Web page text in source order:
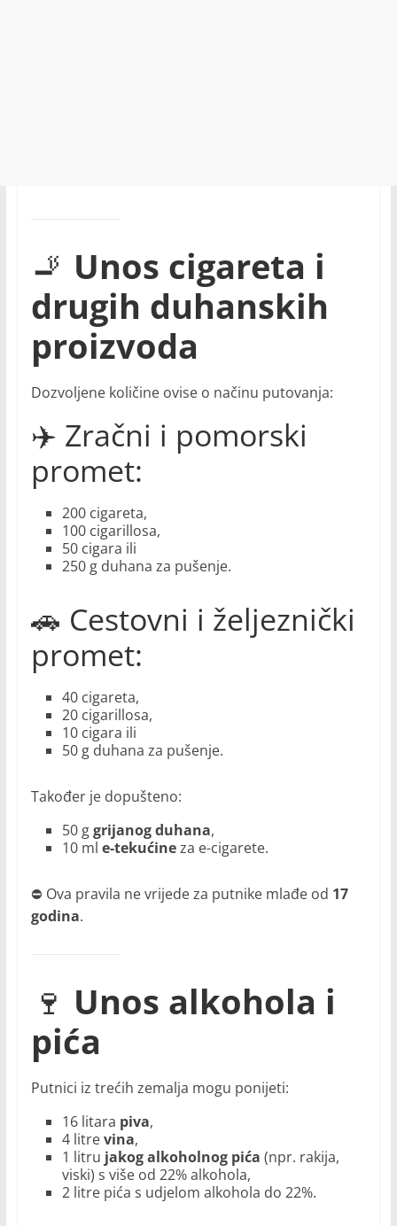
🚬 Unos cigareta i
drugih duhanskih
proizvoda
Dozvoljene količine ovise o načinu putovanja:
✈️ Zračni i pomorski
promet:
200 cigareta,
100 cigarillosa,
50 cigara ili
250 g duhana za pušenje.
🚗 Cestovni i željeznički
promet:
40 cigareta,
20 cigarillosa,
10 cigara ili
50 g duhana za pušenje.
Također je dopušteno:
50 ggrijanog duhana,
10 ml e-tekućineza e-cigarete.
⛔ Ova pravila ne vrijede za putnike mlađe od 17
godina.
🍷 Unos alkohola i
pića
Putnici iz trećih zemalja mogu ponijeti:
16 litara piva,
4 litrevina,
1 litru jakog alkoholnog pića (npr. rakija,
viski) s više od 22% alkohola,
2 litre pića s udjelom alkohola do 22%.